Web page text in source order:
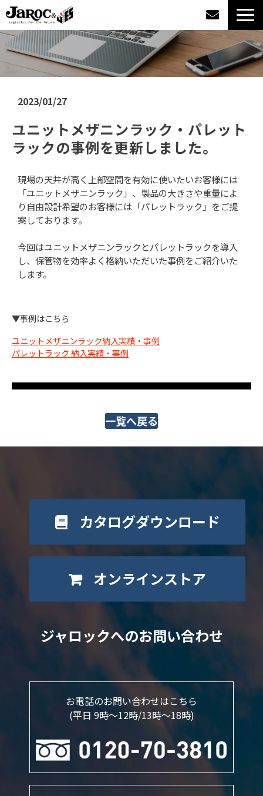
製品情報
導入事例
カタログダウンロード
ジャロックコラム
採用情報
オンラインショップ
2023/01/27
ユニットメザニンラック・パレット
ラックの事例を更新しました。
現場の天井が高く上部空間を有効に使いたいお客様には
「ユニットメザニンラック」、製品の大きさや重量によ
り自由設計希望のお客様には「パレットラック」をご提
案しております。
今回はユニットメザニンラックとパレットラックを導入
し、保管物を効率よく格納いただいた事例をご紹介いた
します。
▼事例はこちら
ユニットメザニンラック納入実績・事例
パレットラック 納入実績・事例
一覧へ戻る
カタログダウンロード
オンラインストア
ジャロックへのお問い合わせ
お電話のお問い合わせはこちら
(平日 9時～12時/13時〜18時)